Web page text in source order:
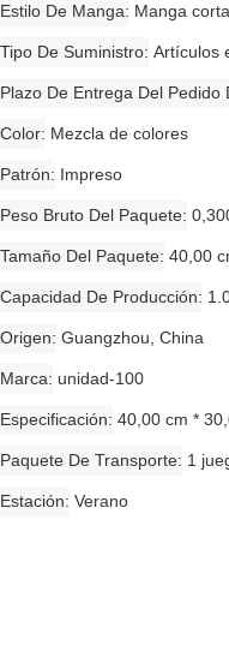
Estilo De Manga Manga corta
Tipo De Suministro Artículos
Plazo De Entrega Del Pedido
Color Mezcla de colores
Patrón Impreso
Peso Bruto Del Paquete
Tamaño Del Paquete 40,00
Capacidad De Producción
Origen Guangzhou, China
Marca unidad-100
Especificación 40,00 cm *
Paquete De Transporte 1
Estación Verano